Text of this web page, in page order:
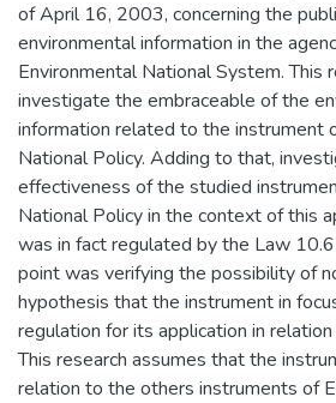
of April 16, 2003, concerning the
environmental information in the
Environmental National System. This
investigate the embraceable of the
information related to the instrument
National Policy. Adding to that,
effectiveness of the studied
National Policy in the context of this
was in fact regulated by the Law
point was verifying the possibility of
hypothesis that the instrument in
regulation for its application in
This research assumes that the
relation to the others instruments of